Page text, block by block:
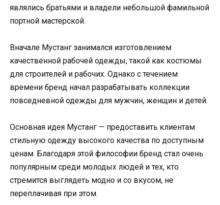
являлись братьями и владели небольшой фамильной
портной мастерской.
Вначале Мустанг занимался изготовлением
качественной рабочей одежды, такой как костюмы
для строителей и рабочих. Однако с течением
времени бренд начал разрабатывать коллекции
повседневной одежды для мужчин, женщин и детей.
Основная идея Мустанг — предоставить клиентам
стильную одежду высокого качества по доступным
ценам. Благодаря этой философии бренд стал очень
популярным среди молодых людей и тех, кто
стремится выглядеть модно и со вкусом, не
переплачивая при этом.